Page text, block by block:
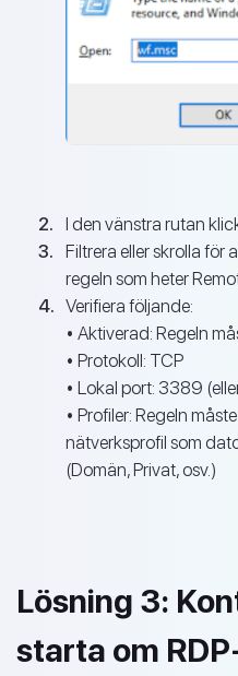
I den vänstra rutan
Filtrera eller skrolla för
regeln som heter
Verifiera följande:
• Aktiverad: Regeln
• Protokoll: TCP
• Lokal port: 3389
• Profiler: Regeln
nätverksprofil som
(Domän, Privat, osv.)
Lösning 3:
starta om